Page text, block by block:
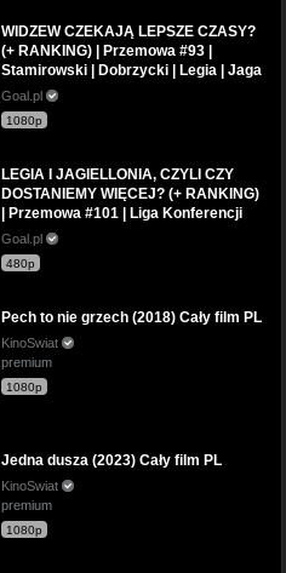
WIDZEW CZEKAJĄ LEPSZE CZASY?
(+ RANKING) | Przemowa #93 |
Stamirowski | Dobrzycki | Legia | Jaga
Goal.pl
1080p
LEGIA I JAGIELLONIA, CZYLI CZY
DOSTANIEMY WIĘCEJ? (+ RANKING)
| Przemowa #101 | Liga Konferencji
Goal.pl
480p
Pech to nie grzech (2018) Cały film PL
KinoSwiat
premium
1080p
Jedna dusza (2023) Cały film PL
KinoSwiat
premium
1080p